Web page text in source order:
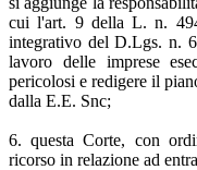
cui l'art. 9 della L. n.
integrativo del D.Lgs. n.
lavoro delle imprese
pericolosi e redigere il
dalla E.E. Snc;
6. questa Corte, con
ricorso in relazione ad